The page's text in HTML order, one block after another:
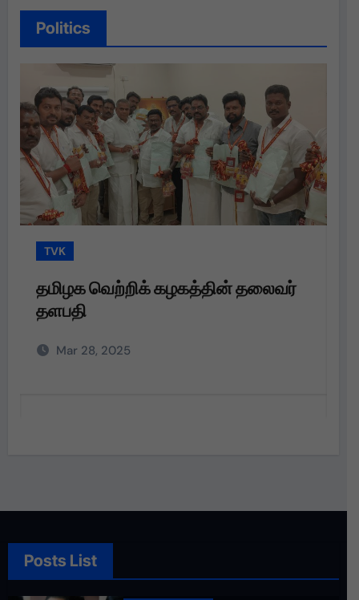
Politics
TVK
தமிழக வெற்றிக் கழகத்தின் தலைவர்
தளபதி அவர்களின்
Posts List